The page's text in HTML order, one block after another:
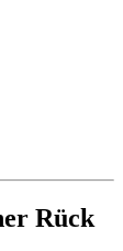
Rück